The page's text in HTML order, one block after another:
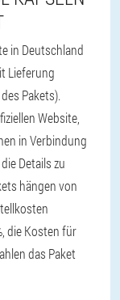
in Deutschland
Lieferung
Pakets).
Website,
in Verbindung
Details zu
hängen von
die Kosten für
das Paket